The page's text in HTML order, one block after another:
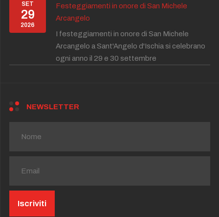
SET
29
2026
Festeggiamenti in onore di San Michele
Arcangelo
I festeggiamenti in onore di San Michele
Arcangelo a Sant'Angelo d'Ischia si celebrano
ogni anno il 29 e 30 settembre
NEWSLETTER